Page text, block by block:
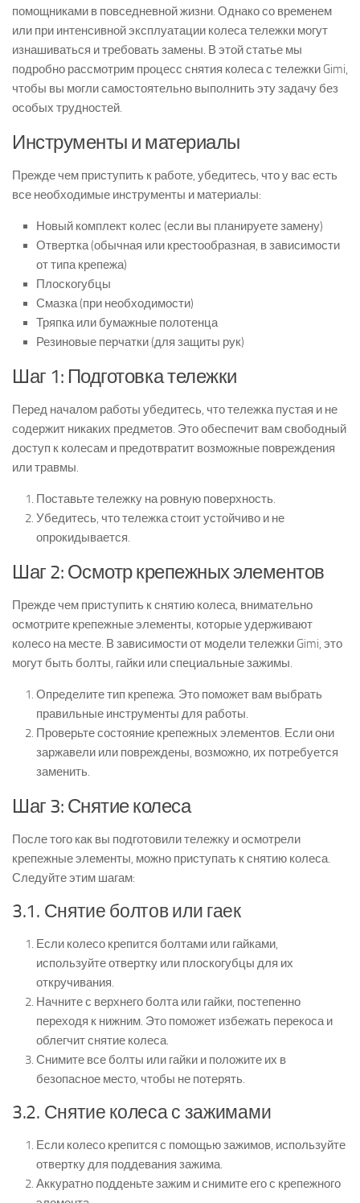
помощниками в повседневной жизни. Однако со временем
или при интенсивной эксплуатации колеса тележки могут
изнашиваться и требовать замены. В этой статье мы
подробно рассмотрим процесс снятия колеса с тележки Gimi,
чтобы вы могли самостоятельно выполнить эту задачу без
особых трудностей.
Инструменты и материалы
Прежде чем приступить к работе, убедитесь, что у вас есть
все необходимые инструменты и материалы:
Новый комплект колес (если вы планируете замену)
Отвертка (обычная или крестообразная, в зависимости
от типа крепежа)
Плоскогубцы
Смазка (при необходимости)
Тряпка или бумажные полотенца
Резиновые перчатки (для защиты рук)
Шаг 1: Подготовка тележки
Перед началом работы убедитесь, что тележка пустая и не
содержит никаких предметов. Это обеспечит вам свободный
доступ к колесам и предотвратит возможные повреждения
или травмы.
Поставьте тележку на ровную поверхность.
Убедитесь, что тележка стоит устойчиво и не
опрокидывается.
Шаг 2: Осмотр крепежных элементов
Прежде чем приступить к снятию колеса, внимательно
осмотрите крепежные элементы, которые удерживают
колесо на месте. В зависимости от модели тележки Gimi, это
могут быть болты, гайки или специальные зажимы.
Определите тип крепежа. Это поможет вам выбрать
правильные инструменты для работы.
Проверьте состояние крепежных элементов. Если они
заржавели или повреждены, возможно, их потребуется
заменить.
Шаг 3: Снятие колеса
После того как вы подготовили тележку и осмотрели
крепежные элементы, можно приступать к снятию колеса.
Следуйте этим шагам:
3.1. Снятие болтов или гаек
Если колесо крепится болтами или гайками,
используйте отвертку или плоскогубцы для их
откручивания.
Начните с верхнего болта или гайки, постепенно
переходя к нижним. Это поможет избежать перекоса и
облегчит снятие колеса.
Снимите все болты или гайки и положите их в
безопасное место, чтобы не потерять.
3.2. Снятие колеса с зажимами
Если колесо крепится с помощью зажимов, используйте
отвертку для поддевания зажима.
Аккуратно подденьте зажим и снимите его с крепежного